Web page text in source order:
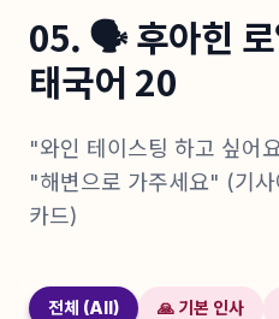
05. 🗣️ 후아힌 로
태국어 20
"와인 테이스팅 하고 싶어
"해변으로 가주세요" (기
카드)
전체 (All) 🙏 기본 인사